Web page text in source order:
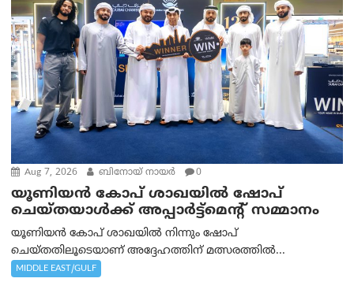
Aug 7, 2026 ബിനോയ് നായര്‍ 0
യൂണിയൻ കോപ് ശാഖയിൽ ഷോപ്
ചെയ്തയാൾക്ക് അപ്പാർട്ട്മെന്റ് സമ്മാനം
യൂണിയൻ കോപ് ശാഖയിൽ നിന്നും ഷോപ്
ചെയ്തതിലൂടെയാണ് അദ്ദേഹത്തിന് മത്സരത്തിൽ...
MIDDLE EAST/GULF